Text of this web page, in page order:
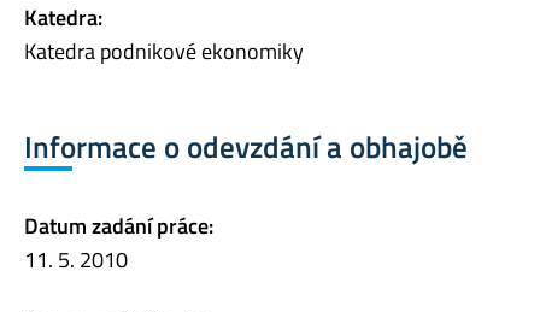
Katedra:
Katedra podnikové ekonomiky
Informace o odevzdání a obhajobě
Datum zadání práce:
11. 5. 2010